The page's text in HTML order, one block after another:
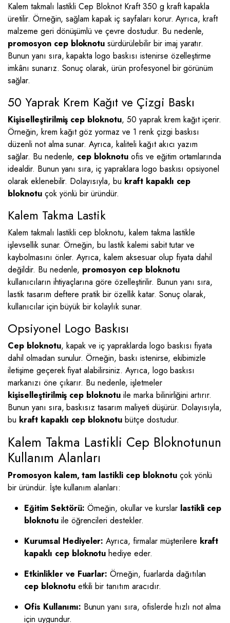
Kalem takmalı lastikli Cep Bloknot Kraft 350 g kraft kapakla
üretilir. Örneğin, sağlam kapak iç sayfaları korur. Ayrıca, kraft
malzeme geri dönüşümlü ve çevre dostudur. Bu nedenle,
promosyon cep bloknotu sürdürülebilir bir imaj yaratır.
Bunun yanı sıra, kapakta logo baskısı istenirse özelleştirme
imkânı sunarız. Sonuç olarak, ürün profesyonel bir görünüm
sağlar.
50 Yaprak Krem Kağıt ve Çizgi Baskı
Kişiselleştirilmiş cep bloknotu, 50 yaprak krem kağıt içerir.
Örneğin, krem kağıt göz yormaz ve 1 renk çizgi baskısı
düzenli not alma sunar. Ayrıca, kaliteli kağıt akıcı yazım
sağlar. Bu nedenle, cep bloknotu ofis ve eğitim ortamlarında
idealdir. Bunun yanı sıra, iç yapraklara logo baskısı opsiyonel
olarak eklenebilir. Dolayısıyla, bu kraft kapaklı cep
bloknotuçok yönlü bir üründür.
Kalem Takma Lastik
Kalem takmalı lastikli cep bloknotu, kalem takma lastikle
işlevsellik sunar. Örneğin, bu lastik kalemi sabit tutar ve
kaybolmasını önler. Ayrıca, kalem aksesuar olup fiyata dahil
değildir. Bu nedenle, promosyon cep bloknotu
kullanıcıların ihtiyaçlarına göre özelleştirilir. Bunun yanı sıra,
lastik tasarım deftere pratik bir özellik katar. Sonuç olarak,
kullanıcılar için büyük bir kolaylık sunar.
Opsiyonel Logo Baskısı
Cep bloknotu, kapak ve iç yapraklarda logo baskısı fiyata
dahil olmadan sunulur. Örneğin, baskı istenirse, ekibimizle
iletişime geçerek fiyat alabilirsiniz. Ayrıca, logo baskısı
markanızı öne çıkarır. Bu nedenle, işletmeler
kişiselleştirilmiş cep bloknotu ile marka bilinirliğini artırır.
Bunun yanı sıra, baskısız tasarım maliyeti düşürür. Dolayısıyla,
bu kraft kapaklı cep bloknotu bütçe dostudur.
Kalem Takma Lastikli Cep Bloknotunun
Kullanım Alanları
Promosyon kalem, tam lastikli cep bloknotuçok yönlü
bir üründür. İşte kullanım alanları:
Eğitim Sektörü: Örneğin, okullar ve kurslar lastikli cep
bloknotuile öğrencileri destekler.
Kurumsal Hediyeler: Ayrıca, firmalar müşterilere kraft
kapaklı cep bloknotu hediye eder.
Etkinlikler ve Fuarlar: Örneğin, fuarlarda dağıtılan
cep bloknotuetkili bir tanıtım aracıdır.
Ofis Kullanımı: Bunun yanı sıra, ofislerde hızlı not alma
için uygundur.